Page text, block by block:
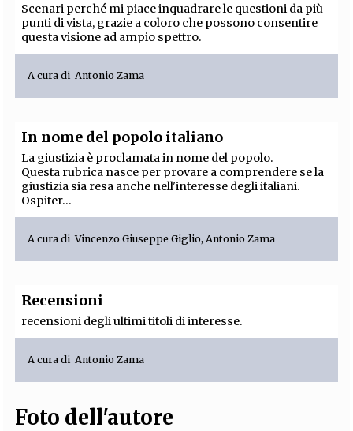
Scenari perché mi piace inquadrare le questioni da più
punti di vista, grazie a coloro che possono consentire
questa visione ad ampio spettro.
A cura diAntonio Zama
In nome del popolo italiano
La giustizia è proclamata in nome del popolo.
Questa rubrica nasce per provare a comprendere se la
giustizia sia resa anche nell'interesse degli italiani.
Ospiter...
A cura diVincenzo Giuseppe Giglio,Antonio Zama
Recensioni
recensioni degli ultimi titoli di interesse.
A cura diAntonio Zama
Foto dell'autore